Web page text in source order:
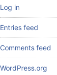
Log in
Entries feed
Comments feed
WordPress.org